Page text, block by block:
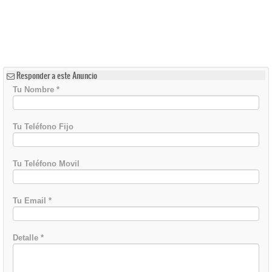
Responder a este Anuncio
Tu Nombre *
Tu Teléfono Fijo
Tu Teléfono Movil
Tu Email *
Detalle *